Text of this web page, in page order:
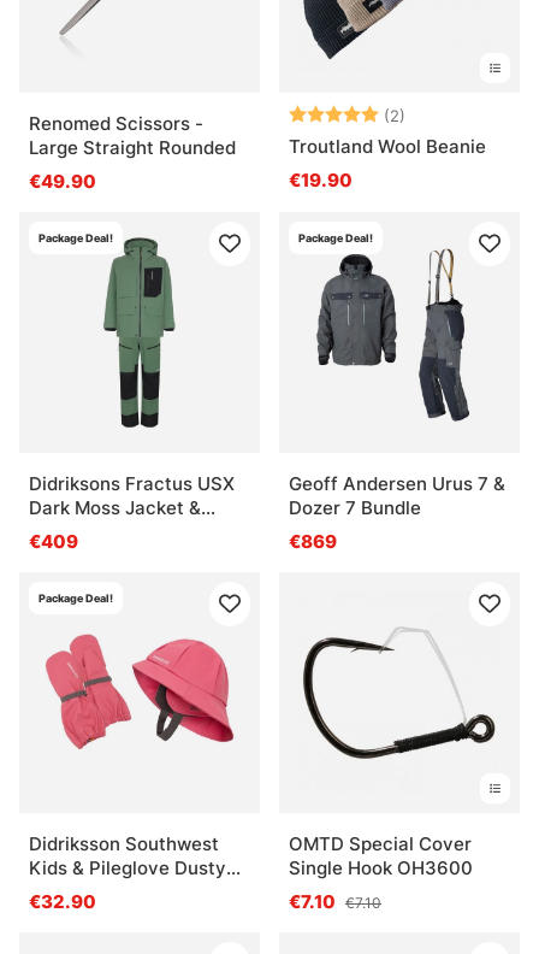
Renomed Scissors -
Large Straight Rounded
€49.90
Arvio: (2)
Troutland Wool Beanie
€19.90
Package Deal!
Didriksons Fractus USX
Dark Moss Jacket &
Pants Bundle
€409
Package Deal!
Geoff Andersen Urus 7 &
Dozer 7 Bundle
€869
Package Deal!
Didriksson Southwest
Kids & Pileglove Dusty
Azalea
€32.90
OMTD Special Cover
Single Hook OH3600
€7.10 €7.10